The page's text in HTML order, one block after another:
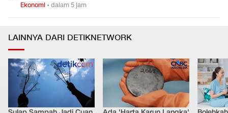
Ekonomi •dalam 5 jam
LAINNYA DARI DETIKNETWORK